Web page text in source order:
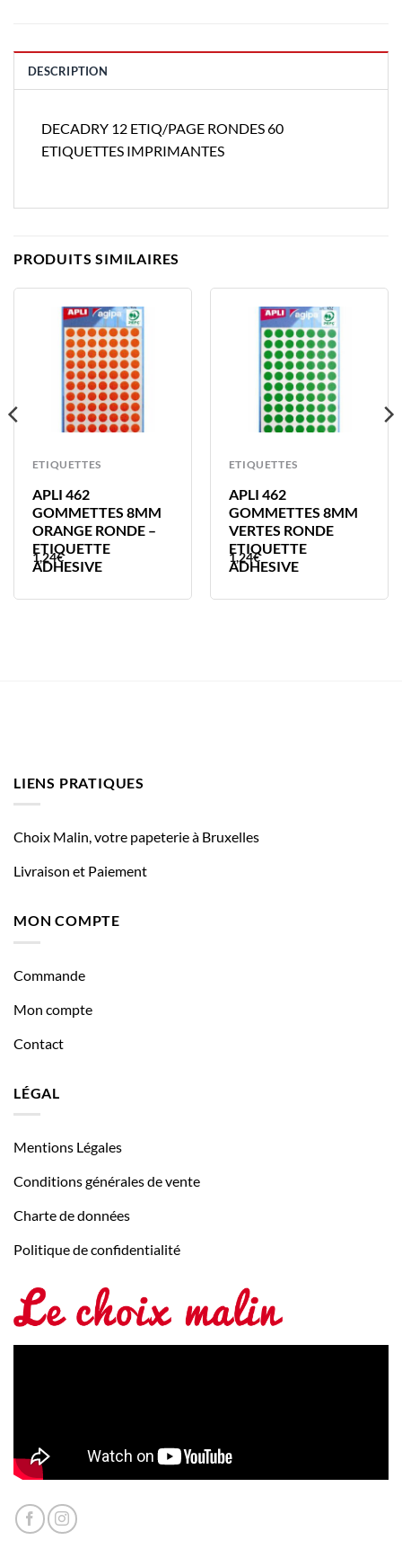
DESCRIPTION
DECADRY 12 ETIQ/PAGE RONDES 60
ETIQUETTES IMPRIMANTES
PRODUITS SIMILAIRES
ETIQUETTES
APLI 462
GOMMETTES 8MM
ORANGE RONDE –
ETIQUETTE
ADHESIVE
1,24€
ETIQUETTES
APLI 462
GOMMETTES 8MM
VERTES RONDE
ETIQUETTE
ADHESIVE
1,24€
LIENS PRATIQUES
Choix Malin, votre papeterie à Bruxelles
Livraison et Paiement
MON COMPTE
Commande
Mon compte
Contact
LÉGAL
Mentions Légales
Conditions générales de vente
Charte de données
Politique de confidentialité